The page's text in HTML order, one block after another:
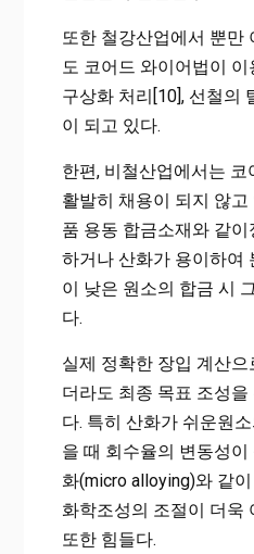
또한 철강산업에서 뿐만
도 코어드 와이어법이
구상화 처리[10], 선철의
이 되고 있다.
한편, 비철산업에서는
활발히 채용이 되지 않
품 용동 합금소재와 같
하거나 산화가 용이하여
이 낮은 원소의 합금 시
다.
실제 정확한 장입 계산
더라도 최종 목표 조성
다. 특히 산화가 쉬운원
을 때 회수율의 변동성
화(micro alloying)와 같
화학조성의 조절이 더욱
또한 힘들다.